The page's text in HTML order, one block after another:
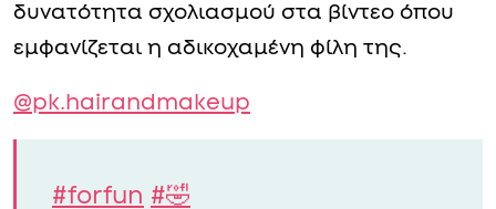
δυνατότητα σχολιασμού στα βίντεο όπου
εμφανίζεται η αδικοχαμένη φίλη της.
@pk.hairandmakeup
#forfun #🤣